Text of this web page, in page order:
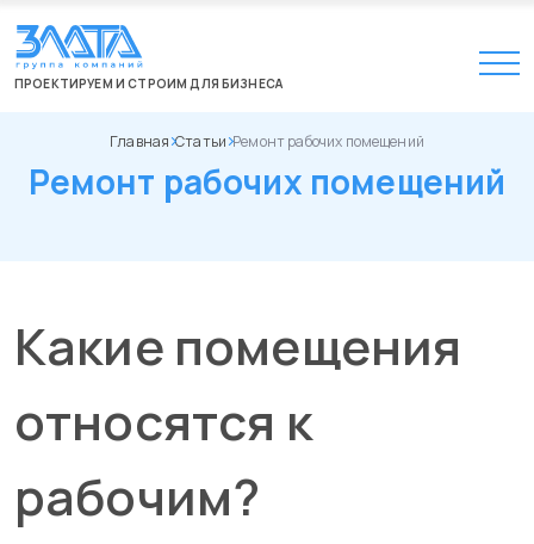
ПРОЕКТИРУЕМ И СТРОИМ ДЛЯ БИЗНЕСА
Главная Статьи Ремонт рабочих помещений
Ремонт рабочих помещений
Какие помещения
относятся к
рабочим?